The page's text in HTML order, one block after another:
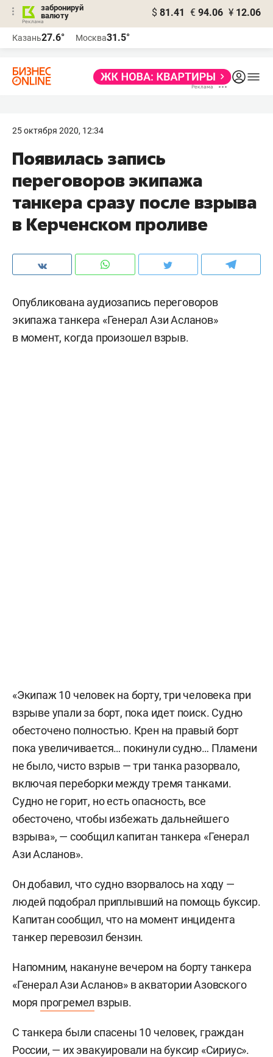
забронируй
валюту
$ 81.41 € 94.06 ¥ 12.06
Казань27.6° Москва31.5°
25 октября 2020, 12:34
Появилась запись
переговоров экипажа
танкера сразу после взрыва
в Керченском проливе
Опубликована аудиозапись переговоров
экипажа танкера «Генерал Ази Асланов»
в момент, когда произошел взрыв.
«Экипаж 10 человек на борту, три человека при
взрыве упали за борт, пока идет поиск. Судно
обесточено полностью. Крен на правый борт
пока увеличивается… покинули судно… Пламени
не было, чисто взрыв — три танка разорвало,
включая переборки между тремя танками.
Судно не горит, но есть опасность, все
обесточено, чтобы избежать дальнейшего
взрыва», — сообщил капитан танкера «Генерал
Ази Асланов».
Он добавил, что судно взорвалось на ходу —
людей подобрал приплывший на помощь буксир.
Капитан сообщил, что на момент инцидента
танкер перевозил бензин.
Напомним, накануне вечером на борту танкера
«Генерал Ази Асланов» в акватории Азовского
моря прогремел взрыв.
С танкера были спасены 10 человек, граждан
России, — их эвакуировали на буксир «Сириус».